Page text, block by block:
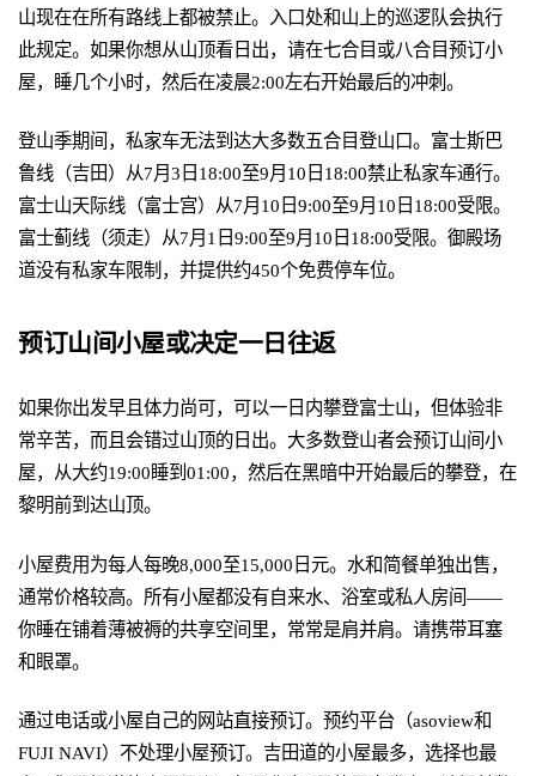
山现在在所有路线上都被禁止。入口处和山上的巡逻队会执行
此规定。如果你想从山顶看日出，请在七合目或八合目预订小
屋，睡几个小时，然后在凌晨2:00左右开始最后的冲刺。
登山季期间，私家车无法到达大多数五合目登山口。富士斯巴
鲁线（吉田）从7月3日18:00至9月10日18:00禁止私家车通行。
富士山天际线（富士宫）从7月10日9:00至9月10日18:00受限。
富士蓟线（须走）从7月1日9:00至9月10日18:00受限。御殿场
道没有私家车限制，并提供约450个免费停车位。
预订山间小屋或决定一日往返
如果你出发早且体力尚可，可以一日内攀登富士山，但体验非
常辛苦，而且会错过山顶的日出。大多数登山者会预订山间小
屋，从大约19:00睡到01:00，然后在黑暗中开始最后的攀登，在
黎明前到达山顶。
小屋费用为每人每晚8,000至15,000日元。水和简餐单独出售，
通常价格较高。所有小屋都没有自来水、浴室或私人房间——
你睡在铺着薄被褥的共享空间里，常常是肩并肩。请携带耳塞
和眼罩。
通过电话或小屋自己的网站直接预订。预约平台（asoview和
FUJI NAVI）不处理小屋预订。吉田道的小屋最多，选择也最